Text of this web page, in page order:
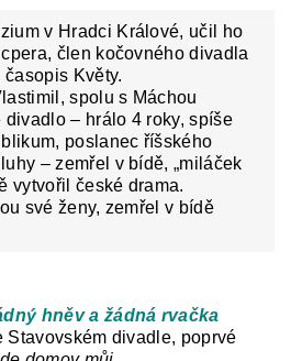
v Hradci Králové, učil ho
člen kočovného divadla
Květy.
spolu s Máchou
– hrálo 4 roky, spíše
poslanec říšského
– zemřel v bídě, „miláček
vytvořil české drama.
své ženy, zemřel v bídě
hněv a žádná rvačka
Stavovském divadle, poprvé